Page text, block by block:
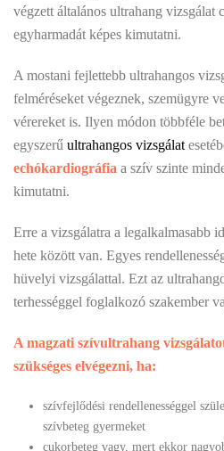
végzett általános ultrahang vizsgálat
egyharmadát képes kimutatni.
A mostani fejlettebb ultrahangos
felméréseket végeznek, szemügyre
vérereket is. Ilyen módon többféle
egyszerű ultrahangos vizsgálat
echókardiográfia a szív szinte
kimutatni.
Erre a vizsgálatra a legalkalmasabb
hete között van. Egyes
hüvelyi vizsgálattal. Ezt az
terhességgel foglalkozó szakember
A magzati szívultrahang
szükséges elvégezni, ha:
szívfejlődési rendellenességgel
szívbeteg gyermeket
cukorbeteg vagy, mert ekkor